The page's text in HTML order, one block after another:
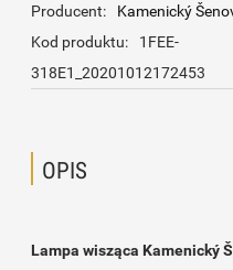
Producent:
Kamenický
Kod produktu:
1FEE-
318E1_20201012172453
OPIS
Lampa wisząca Kamenický